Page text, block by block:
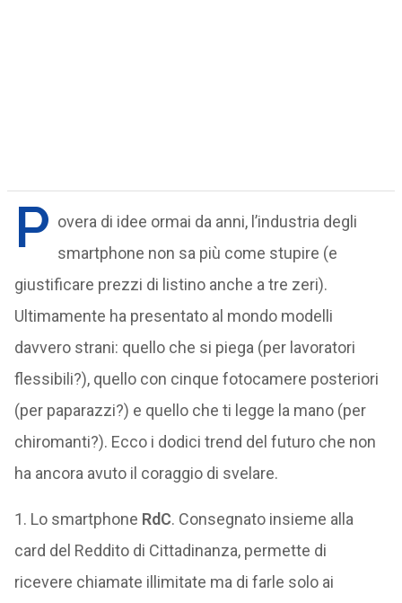
P overa di idee ormai da anni, l’industria degli
smartphone non sa più come stupire (e
giustificare prezzi di listino anche a tre zeri).
Ultimamente ha presentato al mondo modelli
davvero strani: quello che si piega (per lavoratori
flessibili?), quello con cinque fotocamere posteriori
(per paparazzi?) e quello che ti legge la mano (per
chiromanti?). Ecco i dodici trend del futuro che non
ha ancora avuto il coraggio di svelare.
1. Lo smartphone RdC. Consegnato insieme alla
card del Reddito di Cittadinanza, permette di
ricevere chiamate illimitate ma di farle solo ai